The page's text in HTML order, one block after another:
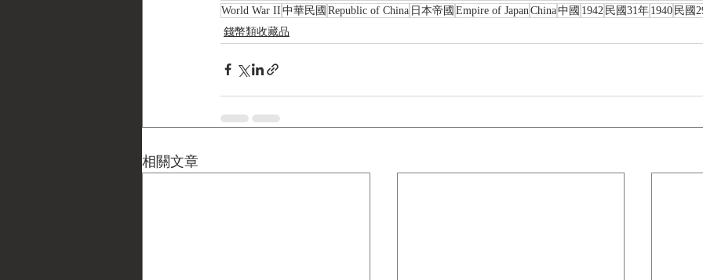
World War II 中華民國 Republic of China 日本帝國 Empire of Japan China中國 1942 民國31年 1940 民國
錢幣類收藏品
相關文章